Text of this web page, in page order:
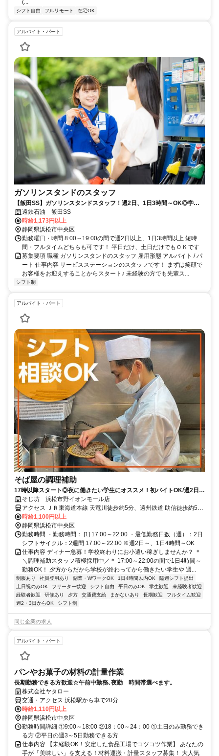
(...
シフト自由 フルリモート 在宅OK
アルバイト・パート
ガソリンスタンドのスタッフ
【飯田SS】ガソリンスタンドスタッフ！週2日、1日3時間～OK◎学
生・フリーター・シニアの皆さん歓迎
遠鉄石油 飯田SS
時給1,173円以上
静岡県浜松市中央区
勤務曜日・時間 8:00～19:00の間で週2日以上、1日3時間以上 短時
間・フルタイムどちらも可です！ 平日だけ、土日だけでもＯＫです
募集要項 職種 ガソリンスタンドのスタッフ 雇用形態 アルバイト / パ
ート 仕事内容 サービスステーションのスタッフです！ まずは笑顔で
お客様をお迎えすることからスタート♪ 未経験の方でも先輩ス...
シフト制
アルバイト・パート
そば屋の調理補助
17時以降スタート◎夜に働きたい学生にオススメ！初バイトOK/週2日
～/食事1食150円♪
そじ坊 浜松市野イオンモール店
アクセス ＪＲ東海道本線 天竜川徒歩約5分、遠州鉄道 助信徒歩約59
分、遠州鉄道 曳馬出入口2徒歩約59分
時給1,100円以上
静岡県浜松市中央区
勤務時間 ・勤務時間： [1] 17:00～22:00 ・最低勤務日数（週）：2日
シフトサイクル：2週間 17:00～22:00 ※週2日～、1日4時間～OK
仕事内容 ディナー急募！学校終わりにお小遣い稼ぎしませんか？ ＊
＼調理補助スタッフ積極採用中／＊ 17:00～22:00の間で1日4時間～
勤務OK！ 夕方からだから学校が終わってから働きたい学生や 週...
制服あり 社員登用あり 副業・WワークOK 1日4時間以内OK
隔週シフト提出
土日祝のみOK
フリーター歓迎 シフト自由 平日のみOK 学生歓迎
未経験者歓迎
経験者歓迎
研修あり 夕方 交通費支給 まかないあり 長期歓迎
フルタイム歓迎
週2・3日からOK
シフト制
同じ企業の求人
アルバイト・パート
パンやお菓子の材料の計量作業
長期勤務できる方歓迎☆午前中勤務､夜勤 時間帯選べます。
株式会社ヤタロー
交通・アクセス 浜松駅から車で20分
時給1,110円以上
静岡県浜松市中央区
勤務時間詳細 ①9:00～18:00 ②18：00～24：00 ①土日のみ勤務でき
る方 ②平日の週3～5日勤務できる方
仕事内容 【未経験OK！安定した食品工場でコツコツ作業】 あなたの
手が「美味しい」を支える！材料運搬・計量スタッフ募集！ 大人気